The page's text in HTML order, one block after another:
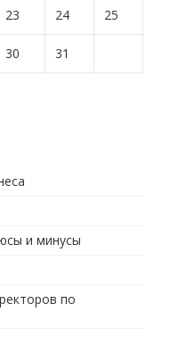
23 24 25
30 31
и минусы
по